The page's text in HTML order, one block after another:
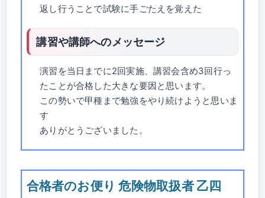
返し行うことで試験に手ごたえを覚えた
講習や講師へのメッセージ
演習を当日までに2回実施、講習会含め3回行っ
たことが合格した大きな要因と思います。
この勢いで甲種まで勉強をやり続けようと思いま
す
ありがとうございました。
合格者のお便り 危険物取扱者 乙四